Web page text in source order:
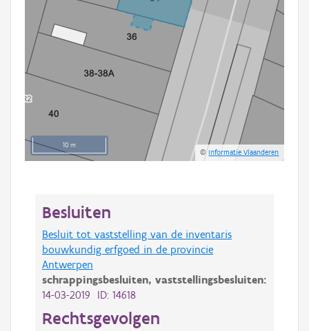
10 m
©Informatie Vlaanderen
Besluiten
Besluit tot vaststelling van de inventaris
bouwkundig erfgoed in de provincie
Antwerpen
schrappingsbesluiten, vaststellingsbesluiten:
14-03-2019 ID: 14618
Rechtsgevolgen